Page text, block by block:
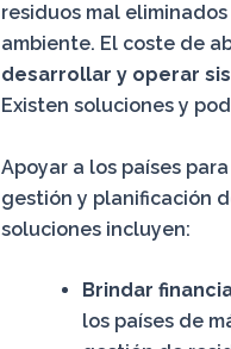
residuos mal
ambiente. El coste de
desarrollar y operar
Existen soluciones y
Apoyar a los países
gestión y planificación
soluciones incluyen:
Brindar
los países de